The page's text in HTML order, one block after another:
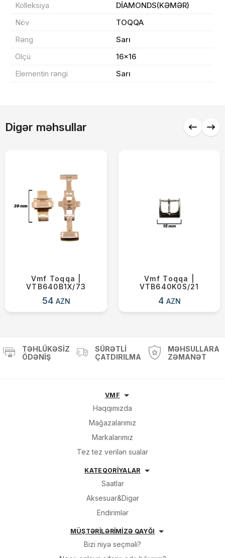
Kolleksiya
DİAMONDS(KƏMƏR)
Növ
TOQQA
Rəng
Sarı
Ölçü
16x16
Elementin rəngi
Sarı
Digər məhsullar
Vmf Toqqa |
VTB640B1X/73
54 AZN
Vmf Toqqa |
VTB640K0S/21
4 AZN
Sifarişin detalları
Məhsul toplam
Sifarişi rəsmiləşdir
Alış-verişə davam et
TƏHLÜKƏSIZ
ÖDƏNIŞ
SÜRƏTLI
ÇATDIRILMA
MƏHSULLARA
ZƏMANƏT
VMF
Haqqımızda
Mağazalarımız
Markalarımız
Tez tez verilən sualar
KATEQORİYALAR
Saatlar
Aksesuar&Digər
Endirimlər
MÜŞTƏRİLƏRİMİZƏ QAYĞI
Bizi niyə seçməli?